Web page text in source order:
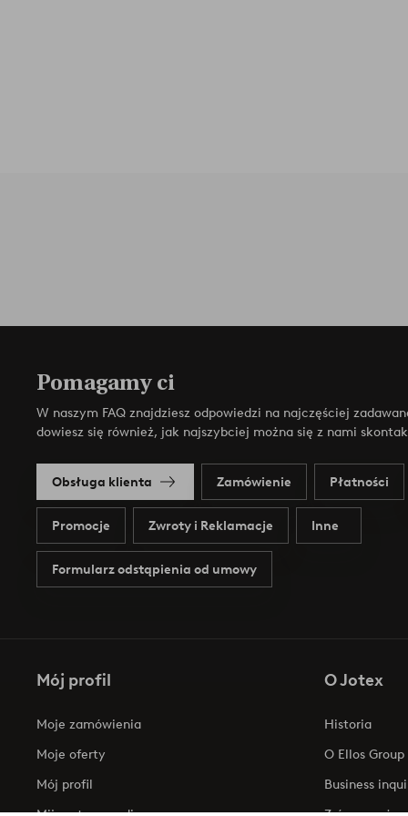
Pomagamy ci
W naszym FAQ znajdziesz odpowiedzi na najczęściej
dowiesz się również, jak najszybciej można się z nami
Obsługa klienta Zamówienie Płatności
Promocje Zwroty i Reklamacje Inne
Formularz odstąpienia od umowy
Mój profil
Moje zamówienia
Moje oferty
Mój profil
O Jotex
Historia
O Ellos Group
Business